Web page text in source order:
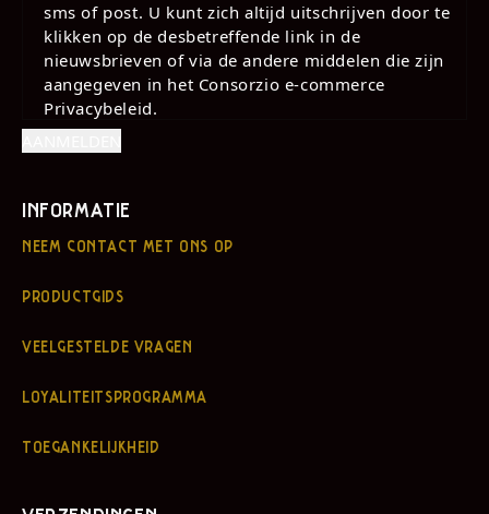
sms of post. U kunt zich altijd uitschrijven door te
klikken op de desbetreffende link in de
nieuwsbrieven of via de andere middelen die zijn
aangegeven in het Consorzio e-commerce
Privacybeleid.
INFORMATIE
NEEM CONTACT MET ONS OP
PRODUCTGIDS
VEELGESTELDE VRAGEN
LOYALITEITSPROGRAMMA
TOEGANKELIJKHEID